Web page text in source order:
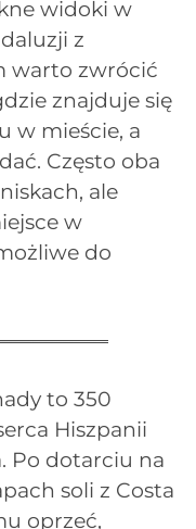
widoki w
z
warto zwrócić
znajduje się
w mieście, a
Często oba
ale
w
do
to 350
Hiszpanii
Po dotarciu na
soli z Costa
oprzeć,